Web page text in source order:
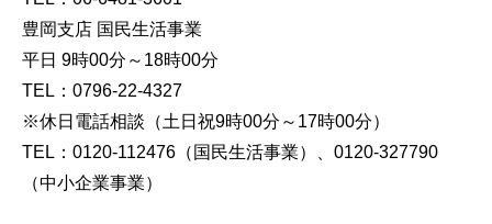
豊岡支店 国民生活事業
平日 9時00分～18時00分
TEL：0796-22-4327
※休日電話相談（土日祝9時00分～17時00分）
TEL：0120-112476（国民生活事業）、0120-327790
（中小企業事業）